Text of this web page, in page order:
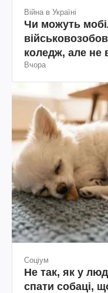
Війна в Україні
Чи можуть
коледж, але не
пояснення
Вчора
Соціум
Не так, як у
спати собаці,